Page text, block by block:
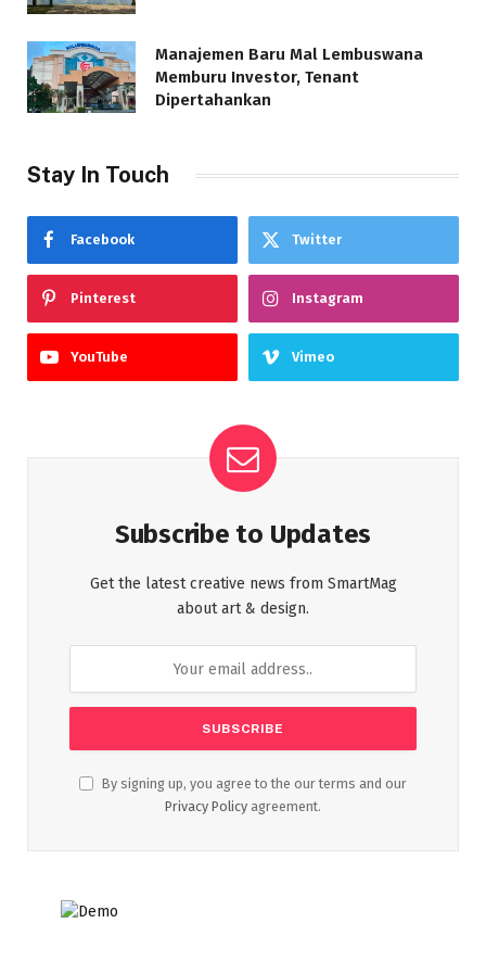
Manajemen Baru Mal Lembuswana
Memburu Investor, Tenant
Dipertahankan
Stay In Touch
Facebook Twitter
Pinterest Instagram
YouTube Vimeo
Subscribe to Updates
Get the latest creative news from SmartMag
about art & design.
By signing up, you agree to the our terms and our
Privacy Policy agreement.